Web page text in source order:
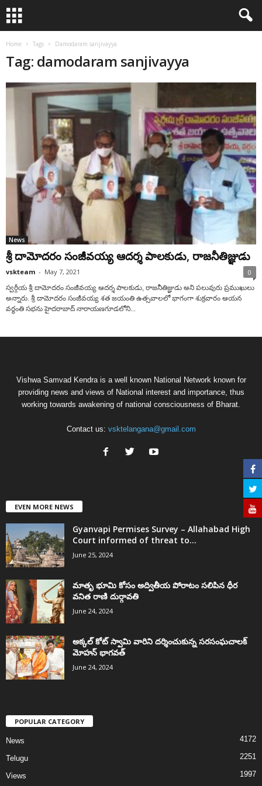
Home Tags Damodaram sanjivayya
Tag: damodaram sanjivayya
News
శ్రీ దామోదరం సంజీవయ్య ఆదర్శ పాలకుడు, రాజనీతిజ్ఞుడు
vskteam - May 7, 2021 0
స్వర్గీయ శ్రీ దామోదరం సంజీవయ్య ఆదర్శ పాలకుడు, రాజనీతిజ్ఞుడు అని ప‌లువురు ప్ర‌ముఖులు
అన్నారు. శ్రీ దామోద‌రం సంజీవ‌య్య శ‌త జ‌యంతి ఉత్స‌వాలలో భాగంగా శుక్ర‌వారం ఆయ‌న
వ‌ర్థంతి సభ‌ను హైద‌రాబాద్ నారాయ‌ణ‌గూడ‌లోని...
Vishwa Samvad Kendra is a well known National Network known for
providing news and views of National interest and importance, thus
working towards awakening of national consciousness of Bharat.
Contact us: vsktelangana@gmail.com
EVEN MORE NEWS
Gyanvapi Permises Survey – Allahabad High
Court informed of threat to...
June 25, 2024
మాతృ భూమి కోసం అద్వితీయ పోరాటం సలిపిన ధీర
వనిత రాణి దుర్గావతి
June 24, 2024
అక్కల్‌ కోట్‌ స్వామి వారిని దర్శించుకున్న సరసంఘచాలక్
మోహన్ భాగవత్
June 24, 2024
POPULAR CATEGORY
News 4172
Telugu 2251
Views 1997